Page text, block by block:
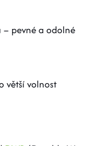
– pevné a odolné
větší volnost